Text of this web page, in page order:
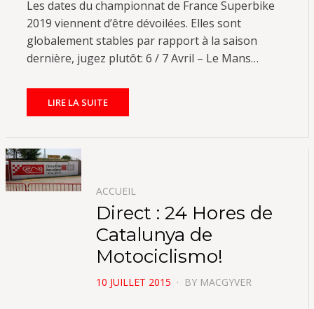
Les dates du championnat de France Superbike
2019 viennent d’être dévoilées. Elles sont
globalement stables par rapport à la saison
dernière, jugez plutôt: 6 / 7 Avril – Le Mans…
LIRE LA SUITE
ACCUEIL
Direct : 24 Hores de
Catalunya de
Motociclismo!
POSTED
10 JUILLET 2015 BY MACGYVER